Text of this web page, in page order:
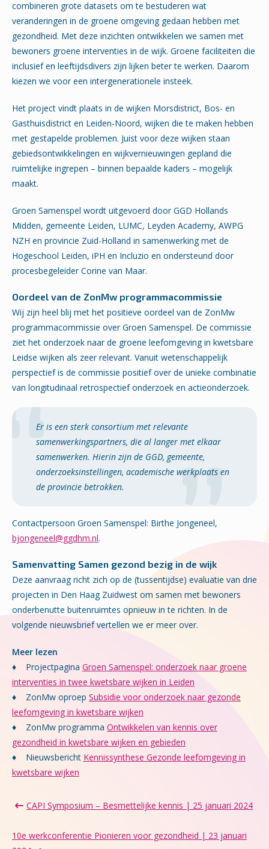
combineren grote datasets om te bestuderen wat
veranderingen in de groene omgeving gedaan hebben met
gezondheid. Met deze inzichten ontwikkelen we samen met
bewoners groene interventies in de wijk. Groene faciliteiten die
inclusief en leeftijdsdivers zijn lijken beter te werken. Daarom
kiezen we voor een intergenerationele insteek.
Het project vindt plaats in de wijken Morsdistrict, Bos- en
Gasthuisdistrict en Leiden-Noord, wijken die te maken hebben
met gestapelde problemen. Juist voor deze wijken staan
gebiedsontwikkelingen en wijkvernieuwingen gepland die
ruimtelijke ingrepen – binnen bepaalde kaders – mogelijk
maakt.
Groen Samenspel wordt uitgevoerd door GGD Hollands
Midden, gemeente Leiden, LUMC, Leyden Academy, AWPG
NZH en provincie Zuid-Holland in samenwerking met de
Hogeschool Leiden, iPH en Incluzio en ondersteund door
procesbegeleider Corine van Maar.
Oordeel van de ZonMw programmacommissie
Wij zijn heel blij met het positieve oordeel van de ZonMw
programmacommissie over Groen Samenspel. De commissie
ziet het onderzoek naar de groene leefomgeving in kwetsbare
Leidse wijken als zeer relevant. Vanuit wetenschappelijk
perspectief is de commissie positief over de unieke combinatie
van longitudinaal retrospectief onderzoek en actieonderzoek.
Er is een sterk consortium met relevante
samenwerkingspartners, die al langer met elkaar
samenwerken. Hierin zijn de GGD, gemeente,
onderzoeksinstellingen, academische werkplaats en
de provincie betrokken.
Contactpersoon Groen Samenspel: Birthe Jongeneel,
bjongeneel@ggdhm.nl.
Samenvatting Samen gezond bezig in de wijk
Deze aanvraag richt zich op de (tussentijdse) evaluatie van drie
projecten in Den Haag Zuidwest om samen met bewoners
onderbenutte buitenruimtes opnieuw in te richten. In de
volgende nieuwsbrief vertellen we er meer over.
Meer lezen
♦
Projectpagina Groen Samenspel: onderzoek naar groene
interventies in twee kwetsbare wijken in Leiden
♦
ZonMw oproep Subsidie voor onderzoek naar gezonde
leefomgeving in kwetsbare wijken
♦
ZonMw programma Ontwikkelen van kennis over
gezondheid in kwetsbare wijken en gebieden
♦
Nieuwsbericht Kennissynthese Gezonde leefomgeving in
kwetsbare wijken
CAPI Symposium – Besmettelijke kennis | 25 januari 2024
10e werkconferentie Pionieren voor gezondheid | 23 januari